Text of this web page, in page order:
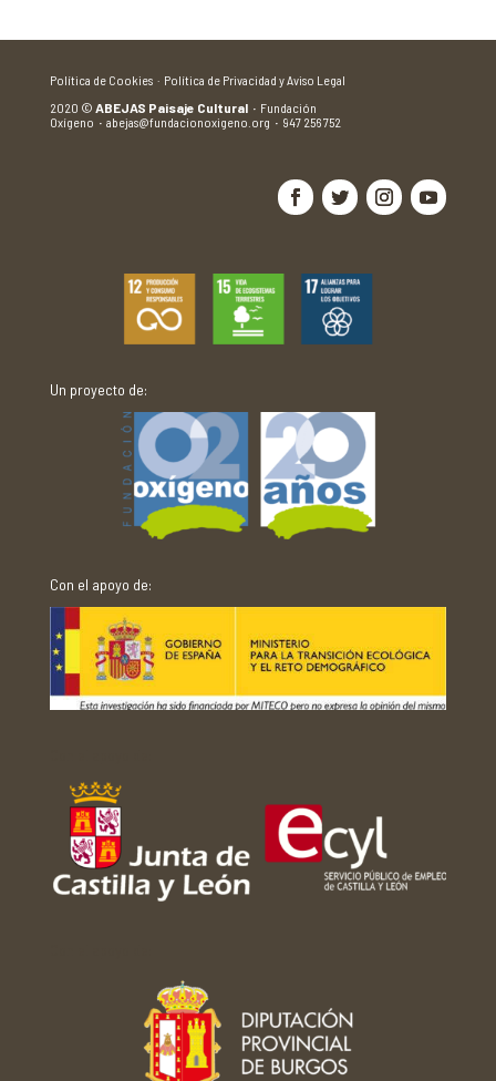
Política de Cookies · Política de Privacidad y Aviso Legal
2020 © ABEJAS Paisaje Cultural · Fundación
Oxígeno · abejas@fundacionoxigeno.org · 947 256 752
Un proyecto de:
Con el apoyo de: